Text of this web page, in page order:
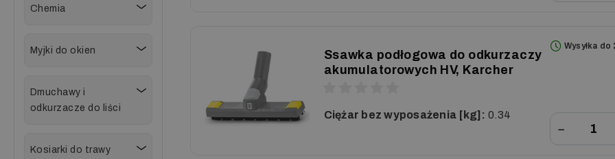
Chemia
Myjki do okien
Dmuchawy i
odkurzacze do liści
Kosiarki do trawy
Ssawka podłogowa do odkurzaczy
akumulatorowych HV, Karcher
Ciężar bez wyposażenia [kg]: 0.34
Wysyłka do
−